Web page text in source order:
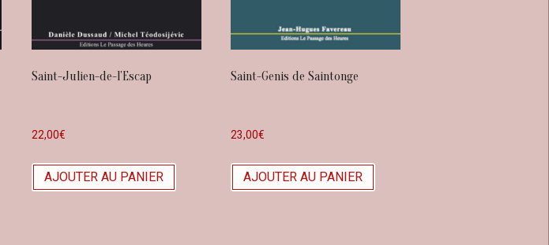
Saint-Julien-de-l’Escap
22,00€
AJOUTER AU PANIER
Saint-Genis de Saintonge
23,00€
AJOUTER AU PANIER